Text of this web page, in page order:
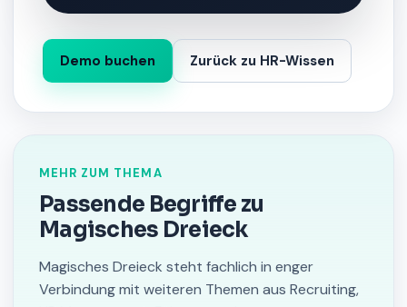
Demo buchen Zurück zu HR-Wissen
MEHR ZUM THEMA
Passende Begriffe zu
Magisches Dreieck
Magisches Dreieck steht fachlich in enger
Verbindung mit weiteren Themen aus Recruiting,